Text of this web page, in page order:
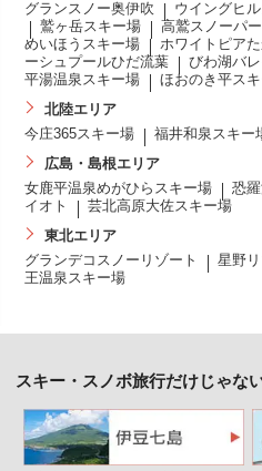
グランスノー奥伊吹
ウイングヒ
鷲ヶ岳スキー場
高鷲スノーパ
めいほうスキー場
ホワイトピア
ーシュプールひだ流葉
びわ湖バレ
平湯温泉スキー場
ほおのき平ス
北陸エリア
今庄365スキー場
福井和泉スキー
広島・島根エリア
女鹿平温泉めがひらスキー場
恐
イオト
芸北高原大佐スキー場
東北エリア
グランデコスノーリゾート
星野
王温泉スキー場
スキー・スノボ旅行だけじゃな